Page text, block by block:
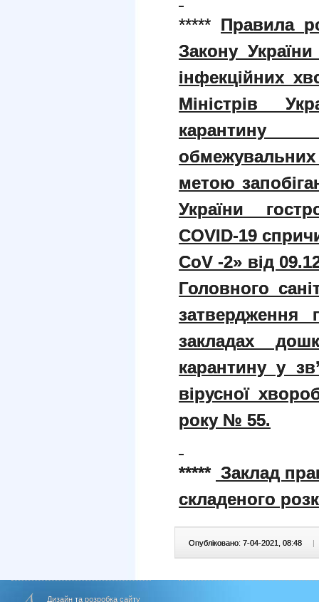
***** Правила
Закону
інфекційних
Міністрів
обмежувальних
метою
України
COVID-19
CoV -2» від
Головного
затвердження
закладах
карантину у
вірусної
року № 55.
***** Заклад
складеного
Опубліковано: 7-04-2021, 08:48 |
Дизайн та розробка сайту